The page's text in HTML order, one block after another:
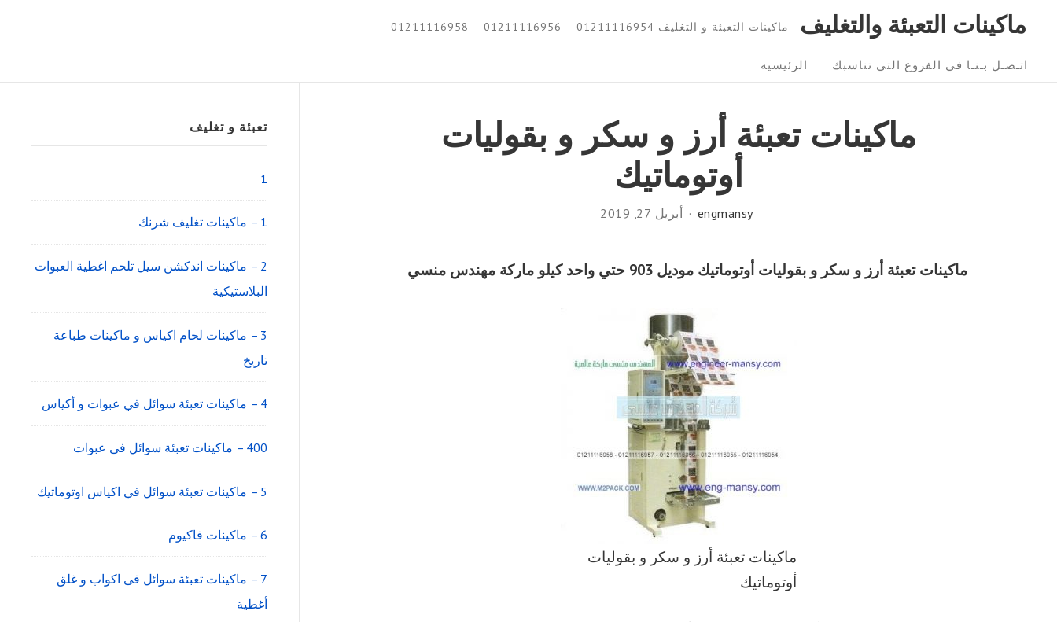
content
ماكينات التعبئة والتغليف ماكينات التعبئة و التغليف 01211116954 – 01211116956 – 01211116958
Site
Navigation
اتـصـل بـنـا في الفروع التي تناسبك الرئيسيه
ماكينات تعبئة أرز و سكر و بقوليات
أوتوماتيك
engmansy أبريل 27, 2019
ماكينات تعبئة أرز و سكر و بقوليات أوتوماتيك موديل 903 حتي واحد كيلو ماركة مهندس منسي
ماكينات تعبئة أرز و سكر و بقوليات
أوتوماتيك
Sidebar
Widget
Area
تعبئة و تغليف
1
1 – ماكينات تغليف شرنك
2 – ماكينات اندكشن سيل تلحم اغطية العبوات
البلاستيكية
3 – ماكينات لحام اكياس و ماكينات طباعة
تاريخ
4 – ماكينات تعبئة سوائل في عبوات و أكياس
400 – ماكينات تعبئة سوائل فى عبوات
5 – ماكينات تعبئة سوائل في اكياس اوتوماتيك
6 – ماكينات فاكيوم
7 – ماكينات تعبئة سوائل فى اكواب و غلق
أغطية